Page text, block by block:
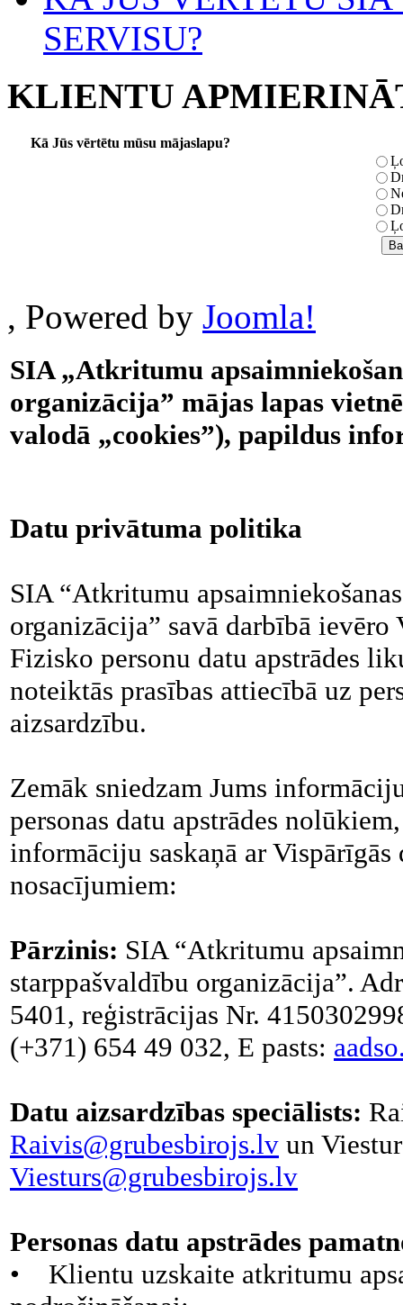
SERVISU?
KLIENTU
Kā Jūs vērtētu mūsu mājaslapu?
, Powered by Joomla!
SIA „Atkritumu
organizācija” mājas lapas
valodā „cookies”), papildus
Datu privātuma politika
SIA “Atkritumu
organizācija” savā darbībā ievēro
Fizisko personu datu apstrādes
noteiktās prasības attiecībā uz
aizsardzību.
Zemāk sniedzam Jums
personas datu apstrādes
informāciju saskaņā ar
nosacījumiem:
Pārzinis: SIA “Atkritumu
starppašvaldību organizācija”.
5401, reģistrācijas Nr.
(+371) 654 49 032, E pasts:
Datu aizsardzības speciālists:
Raivis@grubesbirojs.lv un
Viesturs@grubesbirojs.lv
Personas datu apstrādes
• Klientu uzskaite atkritumu